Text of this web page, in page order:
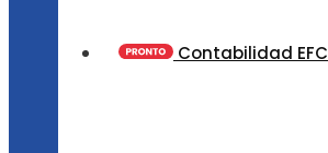
Contabilidad EFC